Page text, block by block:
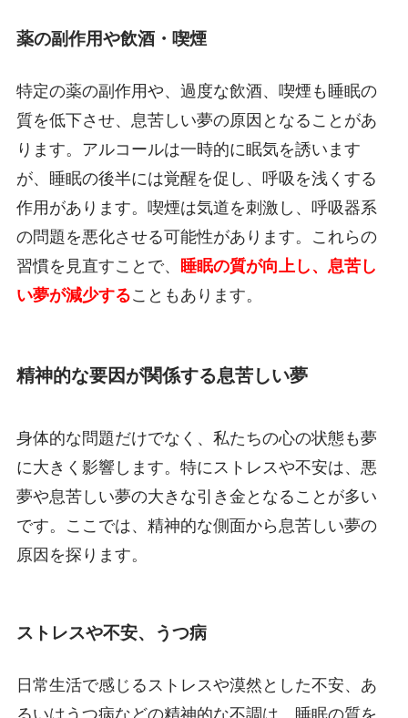
薬の副作用や飲酒・喫煙
特定の薬の副作用や、過度な飲酒、喫煙も睡眠の
質を低下させ、息苦しい夢の原因となることがあ
ります。アルコールは一時的に眠気を誘います
が、睡眠の後半には覚醒を促し、呼吸を浅くする
作用があります。喫煙は気道を刺激し、呼吸器系
の問題を悪化させる可能性があります。これらの
習慣を見直すことで、
睡眠の質が向上し、息苦し
い夢が減少することもあります。
精神的な要因が関係する息苦しい夢
身体的な問題だけでなく、私たちの心の状態も夢
に大きく影響します。特にストレスや不安は、悪
夢や息苦しい夢の大きな引き金となることが多い
です。ここでは、精神的な側面から息苦しい夢の
原因を探ります。
ストレスや不安、うつ病
日常生活で感じるストレスや漠然とした不安、あ